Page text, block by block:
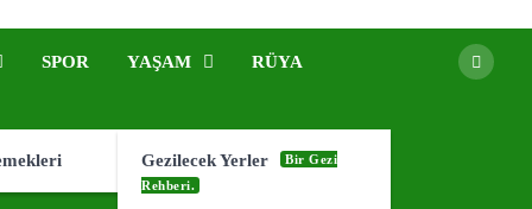
SPOR YAŞAM
Gezilecek Yerler
Bir Gezi
Rehberi.
RÜYA